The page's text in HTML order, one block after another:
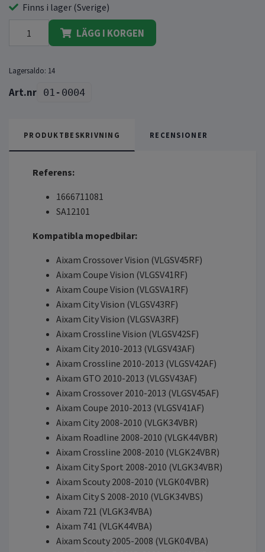
Finns i lager (Sverige)
LÄGG I KORGEN
Lagersaldo: 14
01-0004
PRODUKTBESKRIVNING RECENSIONER
Referens:
1666711081
SA12101
Kompatibla mopedbilar:
Aixam Crossover Vision (VLGSV45RF)
Aixam Coupe Vision (VLGSV41RF)
Aixam Coupe Vision (VLGSVA1RF)
Aixam City Vision (VLGSV43RF)
Aixam City Vision (VLGSVA3RF)
Aixam Crossline Vision (VLGSV42SF)
Aixam City 2010-2013 (VLGSV43AF)
Aixam Crossline 2010-2013 (VLGSV42AF)
Aixam GTO 2010-2013 (VLGSV43AF)
Aixam Crossover 2010-2013 (VLGSV45AF)
Aixam Coupe 2010-2013 (VLGSV41AF)
Aixam City 2008-2010 (VLGK34VBR)
Aixam Roadline 2008-2010 (VLGK44VBR)
Aixam Crossline 2008-2010 (VLGK24VBR)
Aixam City Sport 2008-2010 (VLGK34VBR)
Aixam Scouty 2008-2010 (VLGK04VBR)
Aixam City S 2008-2010 (VLGK34VBS)
Aixam 721 (VLGK34VBA)
Aixam 741 (VLGK44VBA)
Aixam Scouty 2005-2008 (VLGK04VBA)